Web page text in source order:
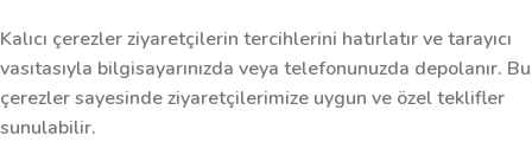
Kalıcı çerezler ziyaretçilerin tercihlerini hatırlatır ve tarayıcı
vasıtasıyla bilgisayarınızda veya telefonunuzda depolanır. Bu
çerezler sayesinde ziyaretçilerimize uygun ve özel teklifler
sunulabilir.